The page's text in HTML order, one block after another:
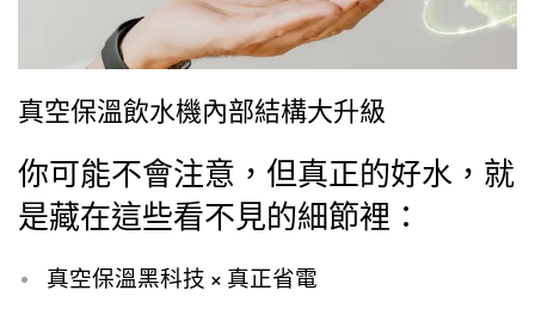
真空保溫飲水機內部結構大升級
你可能不會注意，但真正的好水，就
是藏在這些看不見的細節裡：
真空保溫黑科技 × 真正省電